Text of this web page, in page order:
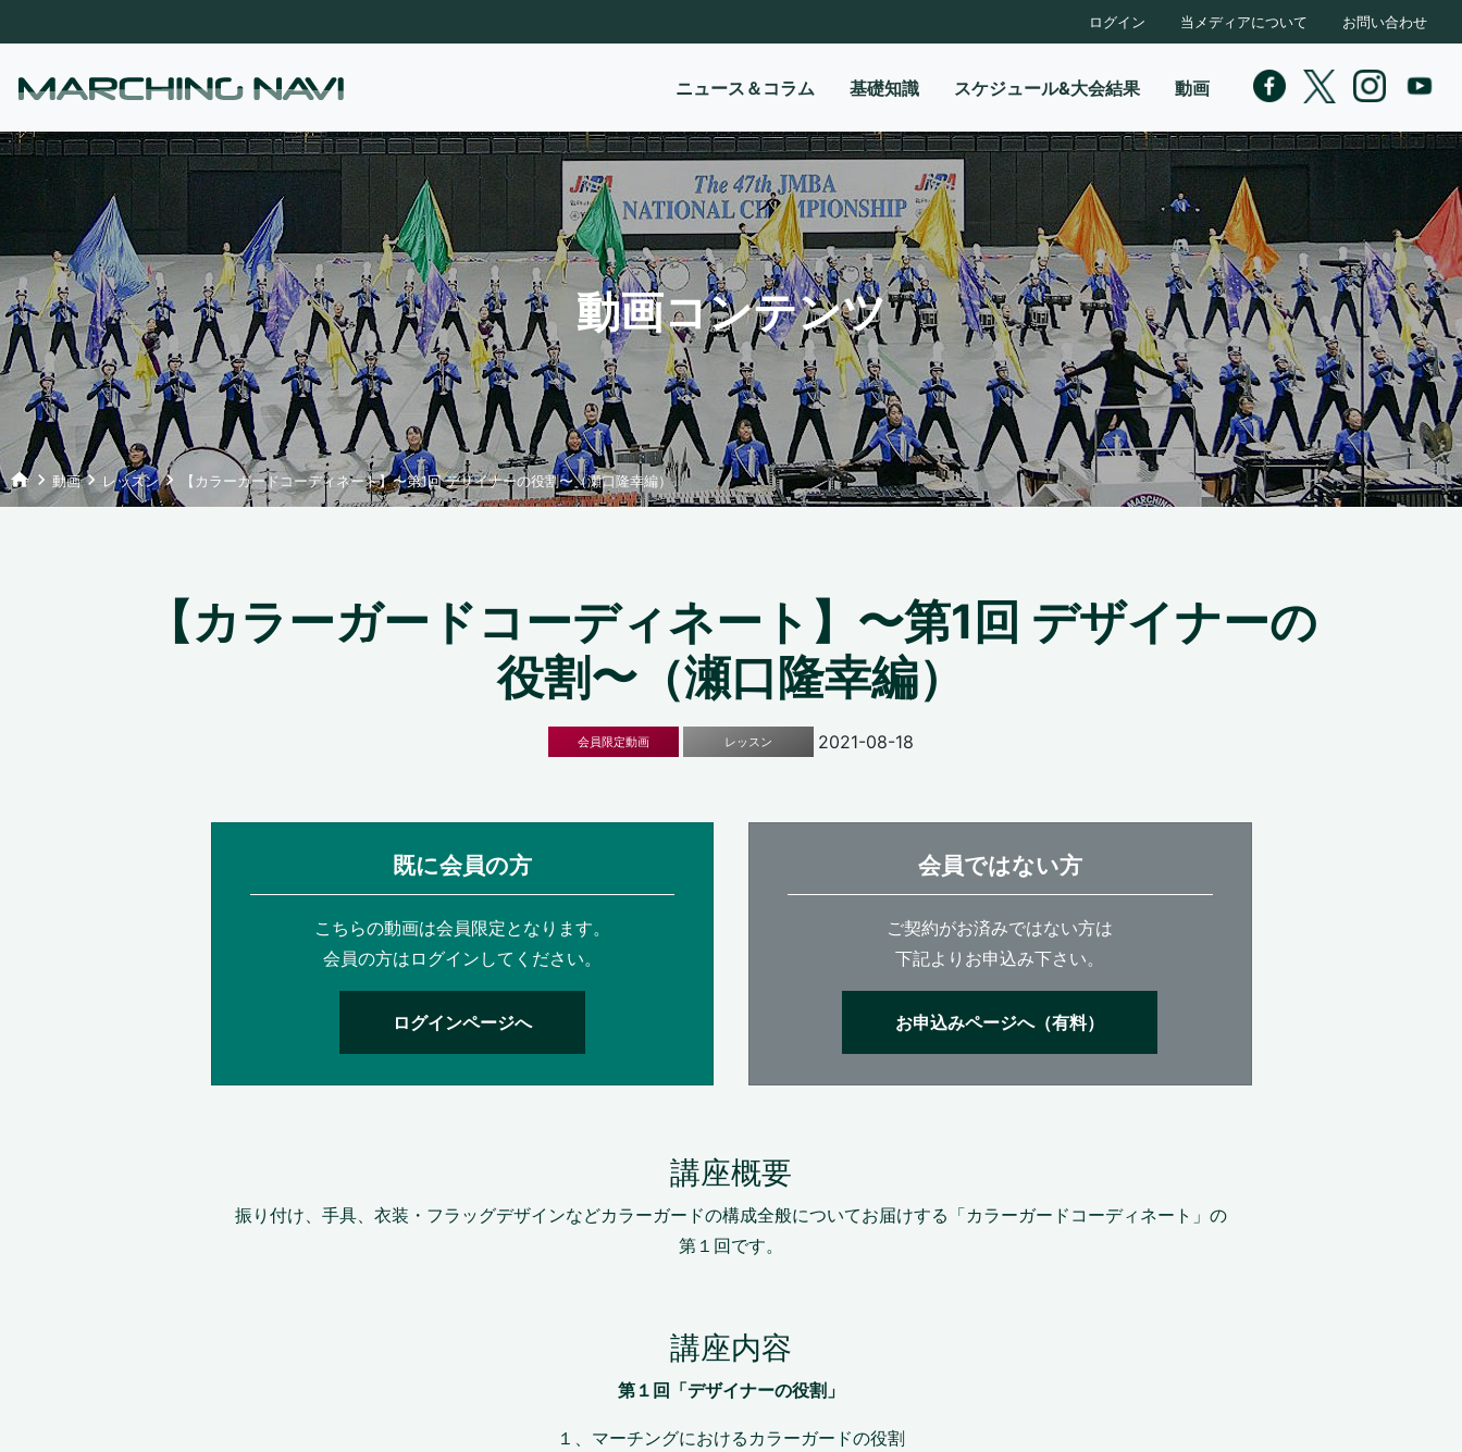
ログイン 当メディアについて お問い合わせ
ニュース＆コラム 基礎知識 スケジュール&大会結果 動画
動画コンテンツ
homekeyboard_arrow_right 動画keyboard_arrow_rightレッスンkeyboard_arrow_right 【カラーガードコーディネート】〜第1回 デザイナーの役割〜（瀬口隆幸編）
【カラーガードコーディネート】〜第1回 デザイナーの
役割〜（瀬口隆幸編）
会員限定動画 レッスン 2021-08-18
既に会員の方
こちらの動画は会員限定となります。
会員の方はログインしてください。
ログインページへ
会員ではない方
ご契約がお済みではない方は
下記よりお申込み下さい。
お申込みページへ（有料）
講座概要
振り付け、手具、衣装・フラッグデザインなどカラーガードの構成全般についてお届けする「カラーガードコーディネート」の
第１回です。
講座内容
第１回「デザイナーの役割」
１、マーチングにおけるカラーガードの役割